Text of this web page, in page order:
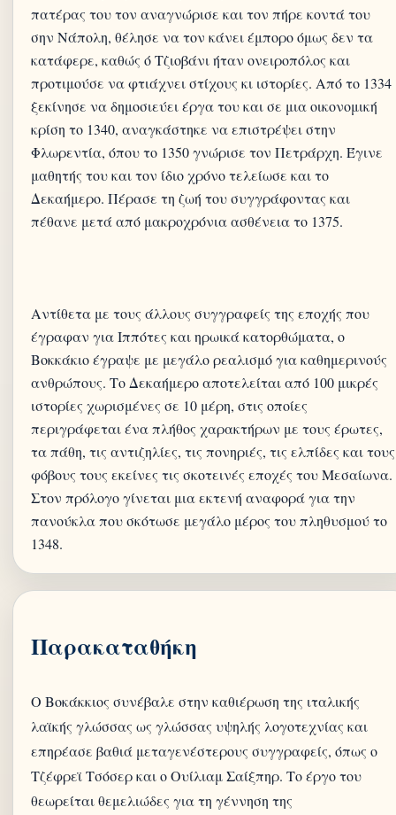
πατέρας του τον αναγνώρισε και τον πήρε κοντά του
σην Νάπολη, θέλησε να τον κάνει έμπορο όμως δεν τα
κατάφερε, καθώς ό Τζιοβάνι ήταν ονειροπόλος και
προτιμούσε να φτιάχνει στίχους κι ιστορίες. Από το 1334
ξεκίνησε να δημοσιεύει έργα του και σε μια οικονομική
κρίση το 1340, αναγκάστηκε να επιστρέψει στην
Φλωρεντία, όπου το 1350 γνώρισε τον Πετράρχη. Έγινε
μαθητής του και τον ίδιο χρόνο τελείωσε και το
Δεκαήμερο. Πέρασε τη ζωή του συγγράφοντας και
Αντίθετα με τους άλλους συγγραφείς της εποχής που
έγραφαν για Ιππότες και ηρωικά κατορθώματα, ο
Βοκκάκιο έγραψε με μεγάλο ρεαλισμό για καθημερινούς
ανθρώπους. Το Δεκαήμερο αποτελείται από 100 μικρές
ιστορίες χωρισμένες σε 10 μέρη, στις οποίες
περιγράφεται ένα πλήθος χαρακτήρων με τους έρωτες,
τα πάθη, τις αντιζηλίες, τις πονηριές, τις ελπίδες και τους
φόβους τους εκείνες τις σκοτεινές εποχές του Μεσαίωνα.
Στον πρόλογο γίνεται μια εκτενή αναφορά για την
πανούκλα που σκότωσε μεγάλο μέρος του πληθυσμού το
Παρακαταθήκη
Ο Βοκάκκιος συνέβαλε στην καθιέρωση της ιταλικής
λαϊκής γλώσσας ως γλώσσας υψηλής λογοτεχνίας και
επηρέασε βαθιά μεταγενέστερους συγγραφείς, όπως ο
Τζέφρεϊ Τσόσερ και ο Ουίλιαμ Σαίξπηρ. Το έργο του
θεωρείται θεμελιώδες για τη γέννηση της